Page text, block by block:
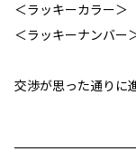
＜ラッキーカラー
＜ラッキーナンバ
交渉が思った通りに